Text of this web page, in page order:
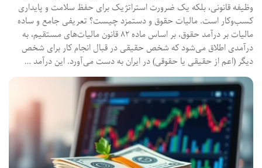
وظیفه قانونی، بلکه یک ضرورت استراتژیک برای حفظ سلامت و پایداری
کسب‌وکار است. مالیات حقوق و دستمزد چیست؟ تعریفی جامع و ساده
مالیات بر درآمد حقوق، بر اساس ماده ۸۲ قانون مالیات‌های مستقیم، به
درآمدی اطلاق می‌شود که شخص حقیقی در قبال انجام کار برای شخص
دیگر (اعم از حقیقی یا حقوقی) در ایران به دست می‌آورد. این درآمد …